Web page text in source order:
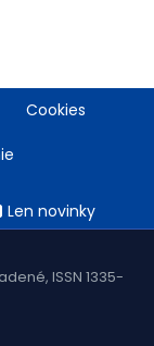
Cookies
Len novinky
ISSN 1335-